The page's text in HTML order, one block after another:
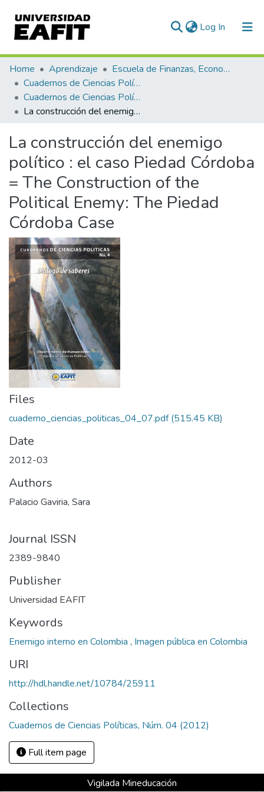
Log In (current)
Communities & Collections
All of DSpace
Statistics
Home Aprendizaje
Escuela de Finanzas, Economía y Gobierno
Cuadernos de Ciencias Políticas
Cuadernos de Ciencias Políticas, Núm. 04 (2012)
La construcción del enemigo político : el caso Piedad Córdoba = The Construction of the Political Enemy: The Piedad Córdoba Case
La construcción del enemigo
político : el caso Piedad Córdoba
= The Construction of the
Political Enemy: The Piedad
Córdoba Case
Files
cuaderno_ciencias_politicas_04_07.pdf(515.45 KB)
Date
2012-03
Authors
Palacio Gaviria, Sara
Journal ISSN
2389-9840
Publisher
Universidad EAFIT
Keywords
Enemigo interno en Colombia , Imagen pública en Colombia
URI
http://hdl.handle.net/10784/25911
Collections
Cuadernos de Ciencias Políticas, Núm. 04 (2012)
Full item page
Vigilada Mineducación